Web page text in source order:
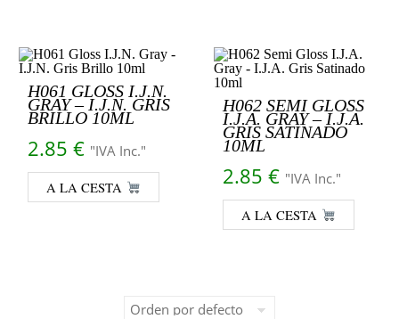
H061 GLOSS I.J.N.
GRAY – I.J.N. GRIS
BRILLO 10ML
2.85 € "IVA Inc."
A LA CESTA
H062 SEMI GLOSS
I.J.A. GRAY – I.J.A.
GRIS SATINADO
10ML
2.85 € "IVA Inc."
A LA CESTA